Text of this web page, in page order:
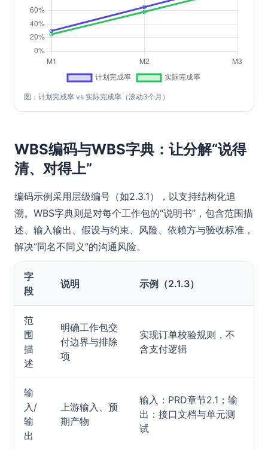
图：计划完成率 vs 实际完成率（滚动3个月）
WBS编码与WBS字典：让分解“说得
清、对得上”
编码示例采用层级编号（如2.3.1），以支持结构化追
溯。WBS字典则是对每个工作包的“说明书”，包含范围描
述、输入输出、假设与约束、风险、依赖方与验收标准，
解决“同名不同义”的沟通风险。
字
段
说明 示例（2.1.3）
范
围
描
述
明确工作包交
付边界与排除
项
实现订单校验规则，不
含支付逻辑
输
入/
输
出
上游输入、预
期产物
输入：PRD章节2.1；输
出：接口文档与单元测
试